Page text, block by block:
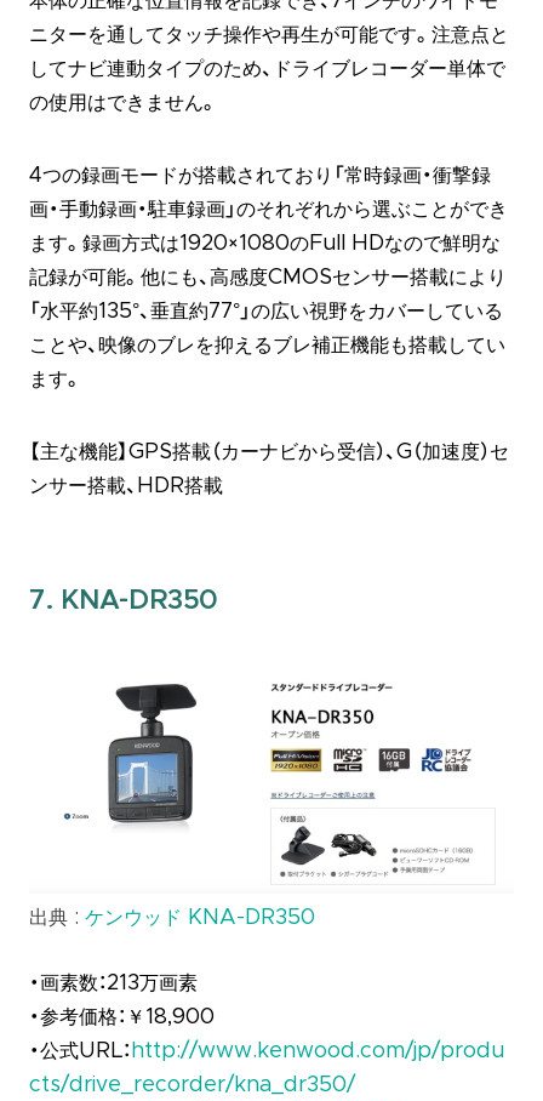
ニターを通してタッチ操作や再生が可能です。注意点と
してナビ連動タイプのため、ドライブレコーダー単体で
の使用はできません。
4つの録画モードが搭載されており「常時録画・衝撃録
画・手動録画・駐車録画」のそれぞれから選ぶことができ
ます。録画方式は1920×1080のFull HDなので鮮明な
記録が可能。他にも、高感度CMOSセンサー搭載により
「水平約135°、垂直約77°」の広い視野をカバーしている
ことや、映像のブレを抑えるブレ補正機能も搭載してい
ます。
【主な機能】GPS搭載（カーナビから受信）、G（加速度）セ
ンサー搭載、HDR搭載
7. KNA-DR350
出典 : ケンウッド KNA-DR350
・画素数：213万画素
・参考価格：￥18,900
・公式URL： http://www.kenwood.com/jp/produ
cts/drive_recorder/kna_dr350/